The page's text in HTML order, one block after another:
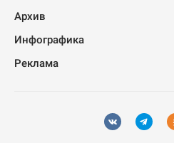
Архив
Инфографика
Реклама